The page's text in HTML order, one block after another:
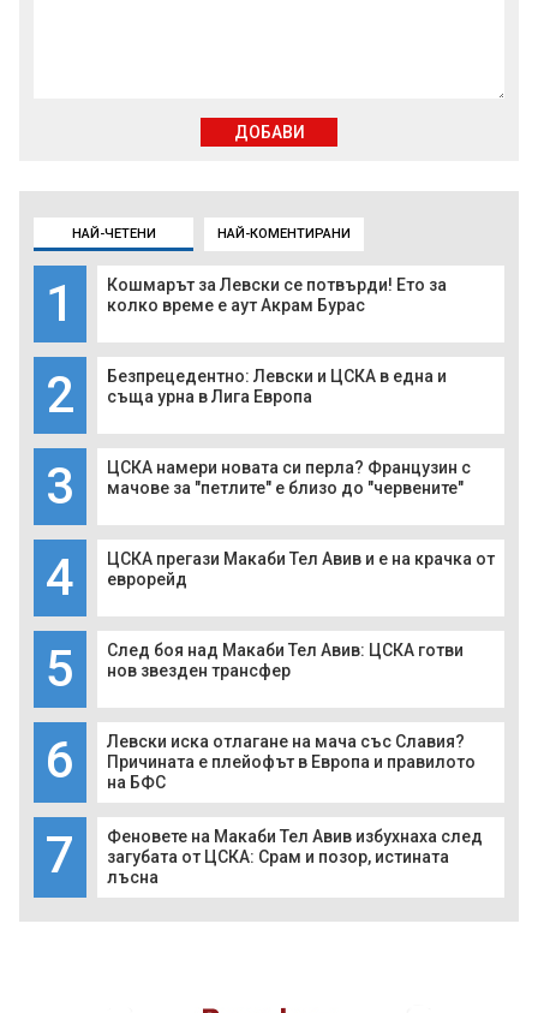
НАЙ-ЧЕТЕНИ НАЙ-КОМЕНТИРАНИ
1
Кошмарът за Левски се потвърди! Ето за
колко време е аут Акрам Бурас
2
Безпрецедентно: Левски и ЦСКА в една и
съща урна в Лига Европа
3
ЦСКА намери новата си перла? Французин с
мачове за "петлите" е близо до "червените"
4
ЦСКА прегази Макаби Тел Авив и е на крачка от
еврорейд
5
След боя над Макаби Тел Авив: ЦСКА готви
нов звезден трансфер
6
Левски иска отлагане на мача със Славия?
Причината е плейофът в Европа и правилото
на БФС
7
Феновете на Макаби Тел Авив избухнаха след
загубата от ЦСКА: Срам и позор, истината
лъсна
ДОБАВИ